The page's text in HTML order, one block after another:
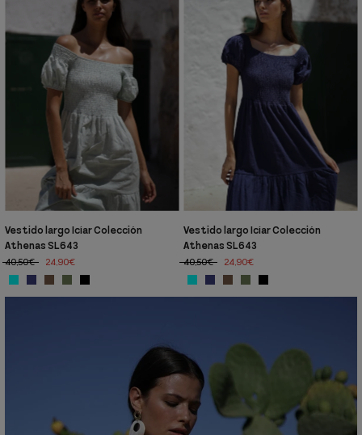
Vestido largo Icíar Colección
Athenas SL643
40,50€
24,90€
Vestido largo Icíar Colección
Athenas SL643
40,50€
24,90€